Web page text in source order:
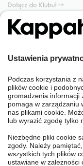
Dołącz do Klubu!
Potrzebujesz pomocy?
Sklep internetowy
Częste pytania
Kappahl Club
Mój profil
O nas